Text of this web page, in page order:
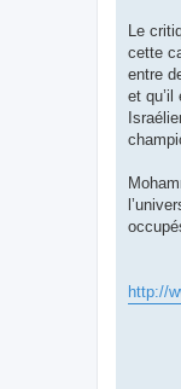
Le
cette
entre
et
http://